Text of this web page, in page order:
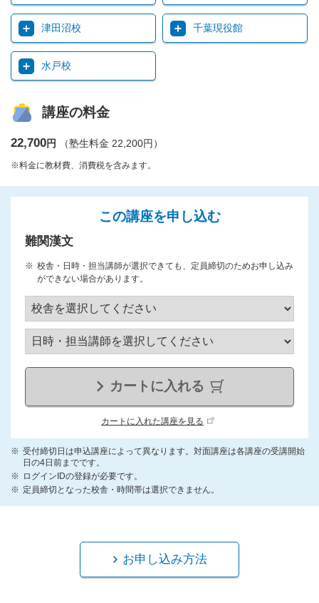
津田沼校 千葉現役館
水戸校
講座の料金
22,700円 （塾生料金 22,200円）
※料金に教材費、消費税を含みます。
この講座を申し込む
難関漢文
校舎・日時・担当講師が選択できても、定員締切のためお申し込み
ができない場合があります。
カートに入れる
カートに入れた講座を見る
受付締切日は申込講座によって異なります。対面講座は各講座の受講開始
日の4日前までです。
ログインIDの登録が必要です。
定員締切となった校舎・時間帯は選択できません。
お申し込み方法